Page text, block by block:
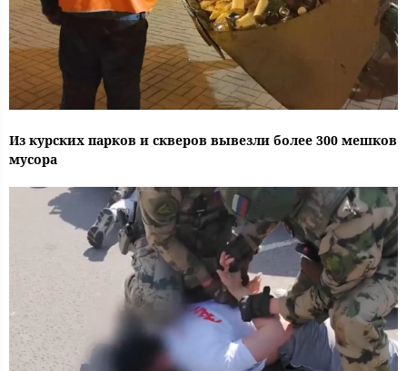
Из курских парков и скверов вывезли более 300 мешков
мусора